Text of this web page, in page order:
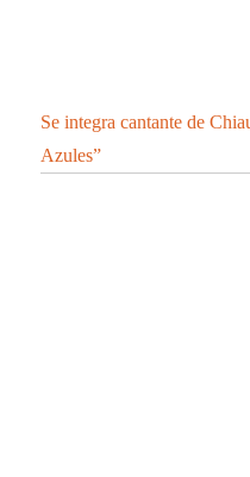
Se integra cantante de
Azules”